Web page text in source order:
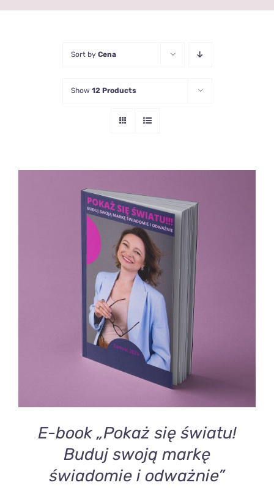
Sort by Cena
Show 12 Products
DODAJ DO KOSZYKA
SZCZEGÓŁY
E-book „Pokaż się światu!
Buduj swoją markę
świadomie i odważnie”